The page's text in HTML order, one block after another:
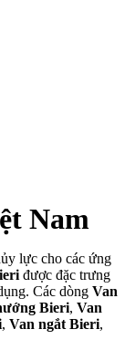
Nam
lực cho các ứng
được đặc trưng
Các dòng Van
Bieri, Van
, Van ngắt Bieri,